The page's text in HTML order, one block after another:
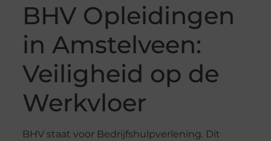
BHV Opleidingen
in Amstelveen:
Veiligheid op de
Werkvloer
BHV staat voor Bedrijfshulpverlening. Dit